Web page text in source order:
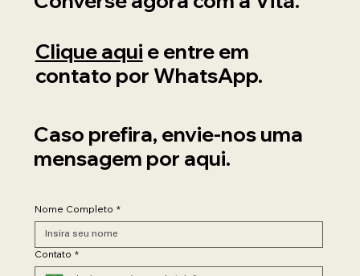
Clique aqui e entre em
contato por WhatsApp.
Caso prefira, envie-nos uma
mensagem por aqui.
Nome Completo *
Contato *